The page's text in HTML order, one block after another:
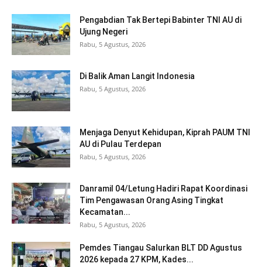
Pengabdian Tak Bertepi Babinter TNI AU di
Ujung Negeri
Rabu, 5 Agustus, 2026
Di Balik Aman Langit Indonesia
Rabu, 5 Agustus, 2026
Menjaga Denyut Kehidupan, Kiprah PAUM TNI
AU di Pulau Terdepan
Rabu, 5 Agustus, 2026
Danramil 04/Letung Hadiri Rapat Koordinasi
Tim Pengawasan Orang Asing Tingkat
Kecamatan...
Rabu, 5 Agustus, 2026
Pemdes Tiangau Salurkan BLT DD Agustus
2026 kepada 27 KPM, Kades...